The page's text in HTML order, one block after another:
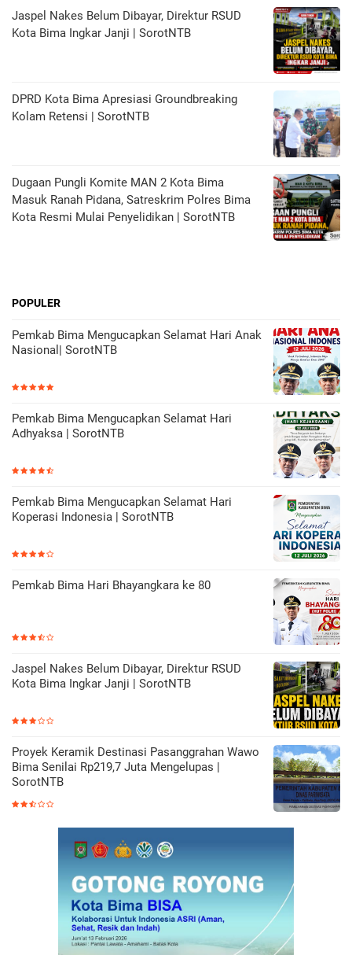
Jaspel Nakes Belum Dibayar, Direktur RSUD
Kota Bima Ingkar Janji | SorotNTB
DPRD Kota Bima Apresiasi Groundbreaking
Kolam Retensi | SorotNTB
Dugaan Pungli Komite MAN 2 Kota Bima
Masuk Ranah Pidana, Satreskrim Polres Bima
Kota Resmi Mulai Penyelidikan | SorotNTB
POPULER
Pemkab Bima Mengucapkan Selamat Hari Anak
Nasional| SorotNTB
Pemkab Bima Mengucapkan Selamat Hari
Adhyaksa | SorotNTB
Pemkab Bima Mengucapkan Selamat Hari
Koperasi Indonesia | SorotNTB
Pemkab Bima Hari Bhayangkara ke 80
Jaspel Nakes Belum Dibayar, Direktur RSUD
Kota Bima Ingkar Janji | SorotNTB
Proyek Keramik Destinasi Pasanggrahan Wawo
Bima Senilai Rp219,7 Juta Mengelupas |
SorotNTB